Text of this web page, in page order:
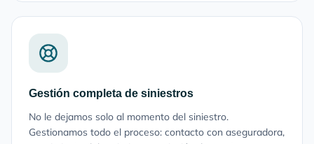
Gestión completa de siniestros
No le dejamos solo al momento del siniestro.
Gestionamos todo el proceso: contacto con aseguradora,